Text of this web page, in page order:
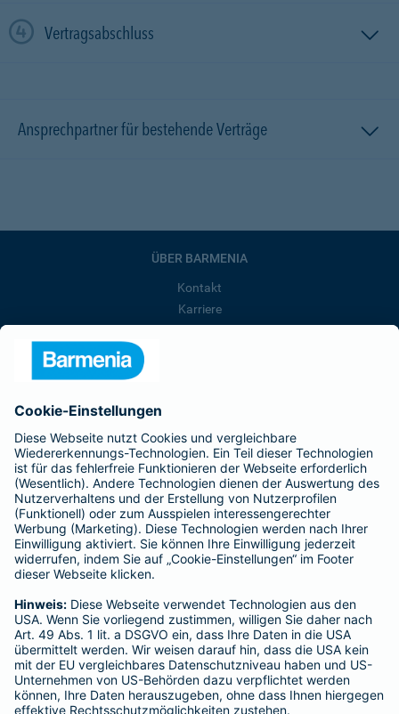
Vertragsabschluss
Ansprechpartner für bestehende Verträge
ÜBER BARMENIA
Kontakt
Karriere
Barmenia ist Teil der BarmeniaGothaer
BELIEBTE SEITEN
Kranken-Zusatzversicherung
Tierversicherungen
Haftpflichtversicherung
Hausratversicherung
Adresse ändern
Schaden melden
Kilometerstandsmeldung
Serviceübersicht